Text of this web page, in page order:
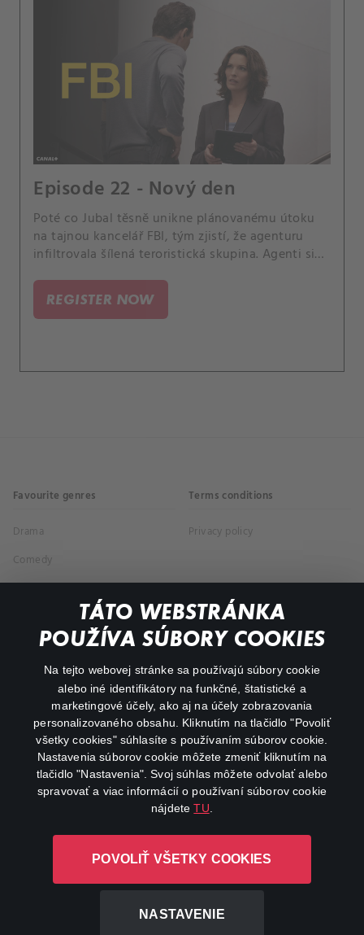
TÁTO WEBSTRÁNKA
POUŽÍVA SÚBORY COOKIES
Na tejto webovej stránke sa používajú súbory cookie
alebo iné identifikátory na funkčné, štatistické a
marketingové účely, ako aj na účely zobrazovania
personalizovaného obsahu. Kliknutím na tlačidlo "Povoliť
všetky cookies" súhlasíte s používaním súborov cookie.
Nastavenia súborov cookie môžete zmeniť kliknutím na
tlačidlo "Nastavenia". Svoj súhlas môžete odvolať alebo
spravovať a viac informácií o používaní súborov cookie
nájdeteTU
POVOLIŤ VŠETKY COOKIES
NASTAVENIE
Episode 22 - Nový den
Poté co Jubal těsně unikne plánovanému útoku
na tajnou kancelář FBI, tým zjistí, že agenturu
infiltrovala šílená teroristická skupina. Agenti si
stínech, aby odhalili viníky ohrožující
nedotknutelnost terénní newyorské pobočky.
REGISTER NOW
Favourite genres
Drama
Comedy
Terms conditions
Privacy policy
My profile
Important links
Canal+ Luxembourg S. à r.l. so sídlom Rue Albert Borschette 4,